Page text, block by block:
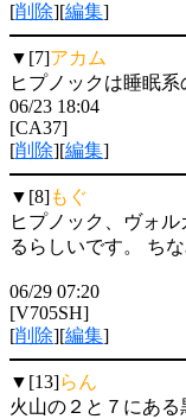
[削除][編集]
▼[7]アカム
ヒプノックは睡眠
06/23 18:04
[CA37]
[削除][編集]
▼[8]もぐ
ヒプノック、ヴォ
るらしいです。 ち
06/29 07:20
[V705SH]
[削除][編集]
▼[13]らん
火山の２と７にあ